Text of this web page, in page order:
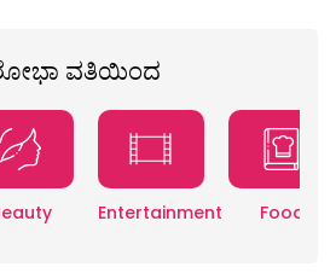
ವತಿಯಿಂದ
Entertainment Food